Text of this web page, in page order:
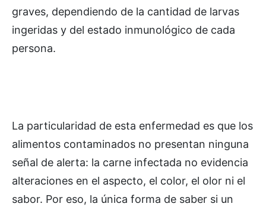
graves, dependiendo de la cantidad de larvas
ingeridas y del estado inmunológico de cada
persona.
La particularidad de esta enfermedad es que los
alimentos contaminados no presentan ninguna
señal de alerta: la carne infectada no evidencia
alteraciones en el aspecto, el color, el olor ni el
sabor. Por eso, la única forma de saber si un